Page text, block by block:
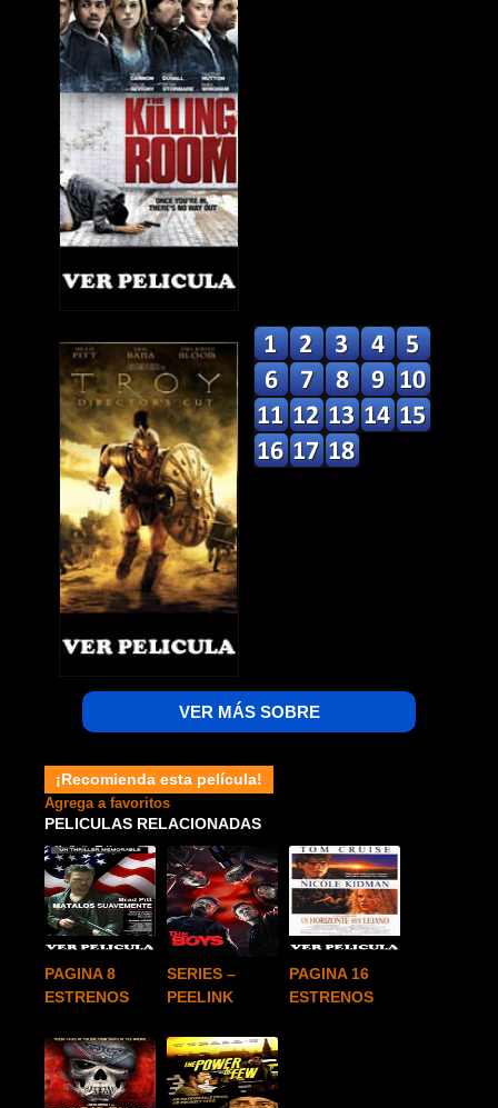
VER MÁS SOBRE
¡Recomienda esta película!
Agrega a favoritos
PELICULAS RELACIONADAS
PAGINA 8
ESTRENOS
SERIES –
PEELINK
PAGINA 16
ESTRENOS